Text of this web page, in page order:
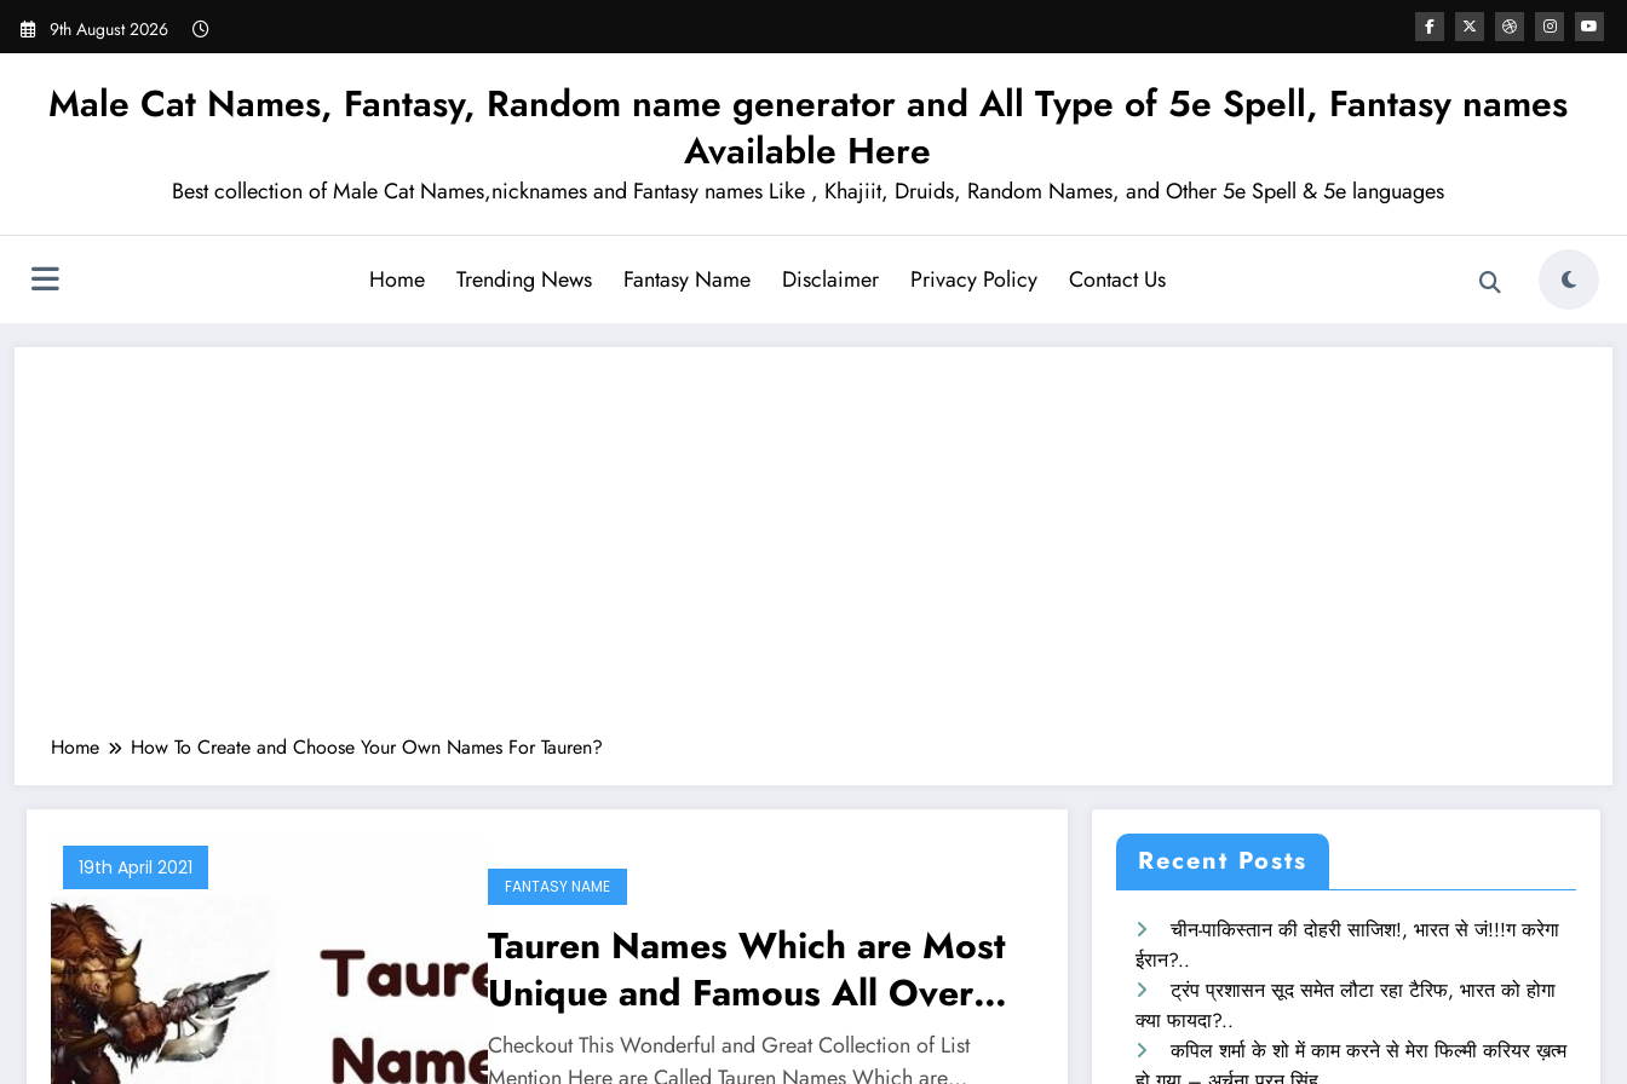
Skip
9th August 2026
Male Cat Names, Fantasy, Random name generator and All Type of 5e Spell, Fantasy names
Available Here
Best collection of Male Cat Names,nicknames and Fantasy names Like , Khajiit, Druids, Random Names, and Other 5e Spell & 5e languages
Home Trending News Fantasy Name Disclaimer Privacy Policy Contact Us
Home How To Create and Choose Your Own Names For Tauren?
19th April 2021
FANTASY NAME
Tauren Names Which are Most
Unique and Famous All Over
The Worlds
Checkout This Wonderful and Great Collection of List
Recent Posts
चीन-पाकिस्तान की दोहरी साजिश!, भारत से जं!!!ग करेगा
ईरान?..
ट्रंप प्रशासन सूद समेत लौटा रहा टैरिफ, भारत को होगा
क्या फायदा?..
कपिल शर्मा के शो में काम करने से मेरा फिल्मी करियर ख़त्म